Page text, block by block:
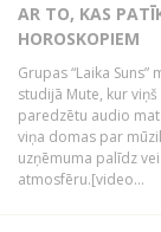
AR TO, KAS
HOROSKOPIEM
Grupas “Laika
studijā Mute, kur
paredzētu audio
viņa domas par
uzņēmuma palīdz
atmosfēru.[video...